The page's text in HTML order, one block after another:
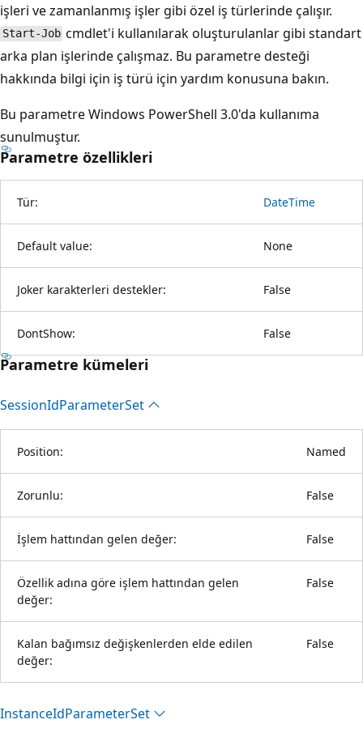
işleri ve zamanlanmış işler gibi özel iş türlerinde çalışır.
Start-Job cmdlet'i kullanılarak oluşturulanlar gibi standart
arka plan işlerinde çalışmaz. Bu parametre desteği
hakkında bilgi için iş türü için yardım konusuna bakın.
Bu parametre Windows PowerShell 3.0'da kullanıma
sunulmuştur.
Parametre özellikleri
Tür: DateTime
Default value: None
Joker karakterleri destekler: False
DontShow: False
Parametre kümeleri
SessionIdParameterSet
Position: Named
Zorunlu: False
İşlem hattından gelen değer: False
Özellik adına göre işlem hattından gelen
değer:
False
Kalan bağımsız değişkenlerden elde edilen
değer:
False
InstanceIdParameterSet